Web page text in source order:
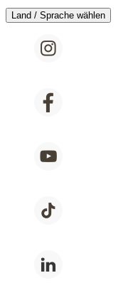
Land / Sprache wählen